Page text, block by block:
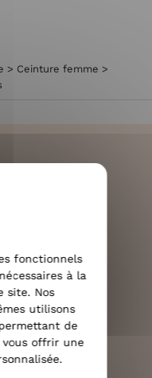
> Ceinture femme >
JOURS
fonctionnels
à la
site. Nos
utilisons
de
offrir une